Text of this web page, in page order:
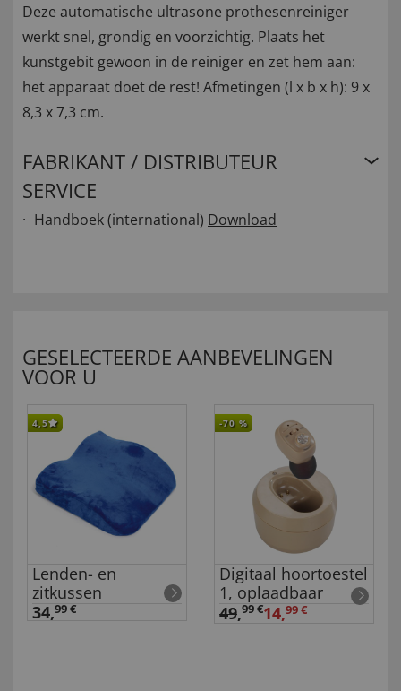
Deze automatische ultrasone prothesenreiniger
werkt snel, grondig en voorzichtig. Plaats het
kunstgebit gewoon in de reiniger en zet hem aan:
het apparaat doet de rest! Afmetingen (l x b x h): 9 x
8,3 x 7,3 cm.
FABRIKANT / DISTRIBUTEUR
SERVICE
Handboek (international) Download
GESELECTEERDE AANBEVELINGEN
VOOR U
4,5
Lenden- en
zitkussen
34,99 €
-70 %
Digitaal hoortoestel
1, oplaadbaar
49,99 €14,99 €